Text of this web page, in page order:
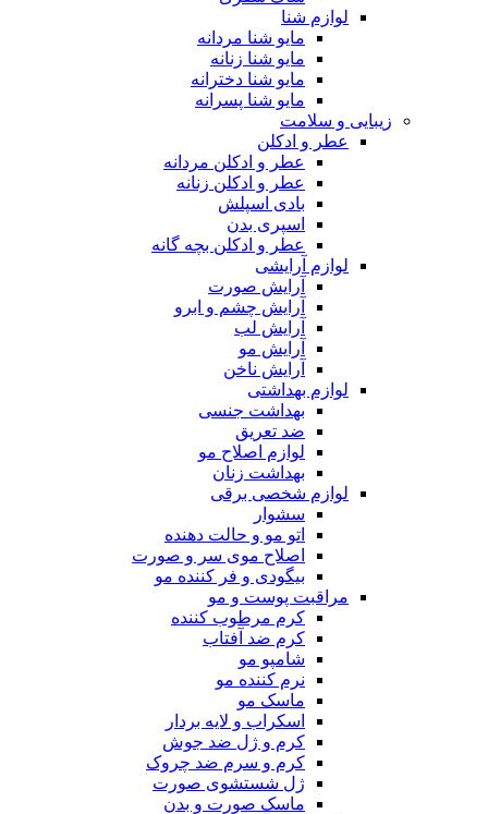
لوازم شنا
مایو شنا مردانه
مایو شنا زنانه
مایو شنا دخترانه
مایو شنا پسرانه
زیبایی و سلامت
عطر و ادکلن
عطر و ادکلن مردانه
عطر و ادکلن زنانه
بادی اسپلش
اسپری بدن
عطر و ادکلن بچه گانه
لوازم آرایشی
آرایش صورت
آرایش چشم و ابرو
آرایش لب
آرایش مو
آرایش ناخن
لوازم بهداشتی
بهداشت جنسی
ضد تعریق
لوازم اصلاح مو
بهداشت زنان
لوازم شخصی برقی
سشوار
اتو مو و حالت دهنده
اصلاح موی سر و صورت
بیگودی و فر کننده مو
مراقبت پوست و مو
کرم مرطوب کننده
کرم ضد آفتاب
شامپو مو
نرم کننده مو
ماسک مو
اسکراب و لایه بردار
کرم و ژل ضد جوش
کرم و سرم ضد چروک
ژل شستشوی صورت
ماسک صورت و بدن